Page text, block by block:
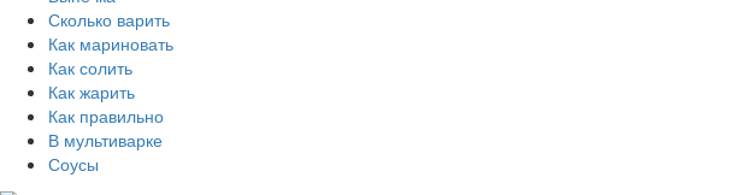
Сколько варить
Как мариновать
Как солить
Как жарить
Как правильно
В мультиварке
Соусы